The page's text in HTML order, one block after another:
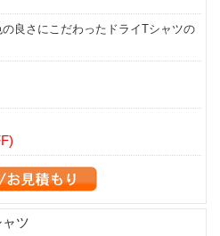
良さにこだわったドライTシャツの
ツ